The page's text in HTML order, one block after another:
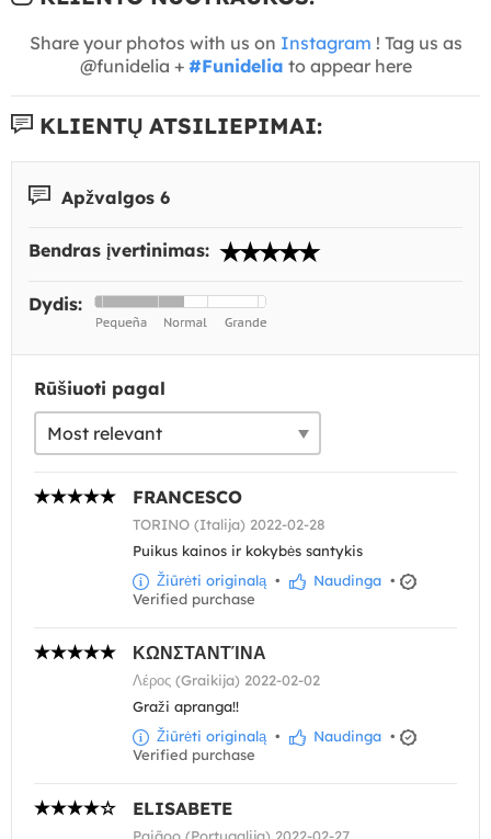
Share your photos with us on Instagram ! Tag us as
@funidelia + #Funidelia to appear here
KLIENTŲ ATSILIEPIMAI:
Apžvalgos 6
Bendras įvertinimas:
Dydis:
Rūšiuoti pagal
FRANCESCO
TORINO (Italija) 2022-02-28
Puikus kainos ir kokybės santykis
Žiūrėti originalą • Naudinga •
Verified purchase
ΚΩΝΣΤΑΝΤΊΝΑ
Λέρος (Graikija) 2022-02-02
Graži apranga!!
Žiūrėti originalą • Naudinga •
Verified purchase
ELISABETE